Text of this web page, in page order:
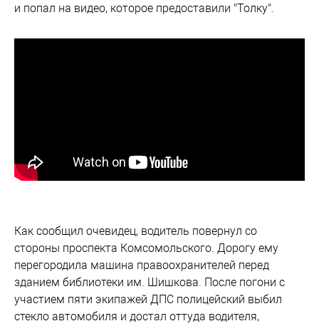
и попал на видео, которое предоставили "Толку".
Как сообщил очевидец, водитель повернул со
стороны проспекта Комсомольского. Дорогу ему
перегородила машина правоохранителей перед
зданием библиотеки им. Шишкова. После погони с
участием пяти экипажей ДПС полицейский выбил
стекло автомобиля и достал оттуда водителя,